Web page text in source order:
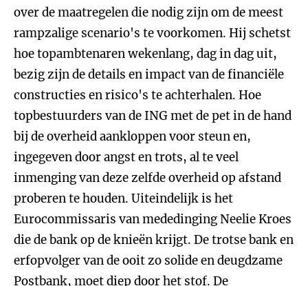
over de maatregelen die nodig zijn om de meest
rampzalige scenario's te voorkomen. Hij schetst
hoe topambtenaren wekenlang, dag in dag uit,
bezig zijn de details en impact van de financiële
constructies en risico's te achterhalen. Hoe
topbestuurders van de ING met de pet in de hand
bij de overheid aankloppen voor steun en,
ingegeven door angst en trots, al te veel
inmenging van deze zelfde overheid op afstand
proberen te houden. Uiteindelijk is het
Eurocommissaris van mededinging Neelie Kroes
die de bank op de knieën krijgt. De trotse bank en
erfopvolger van de ooit zo solide en deugdzame
Postbank, moet diep door het stof. De